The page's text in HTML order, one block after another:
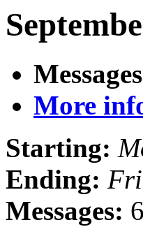
More
Starting:
Ending: Fri
Messages: 6